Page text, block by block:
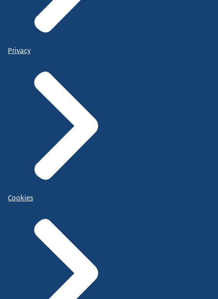
Privacy
Cookies